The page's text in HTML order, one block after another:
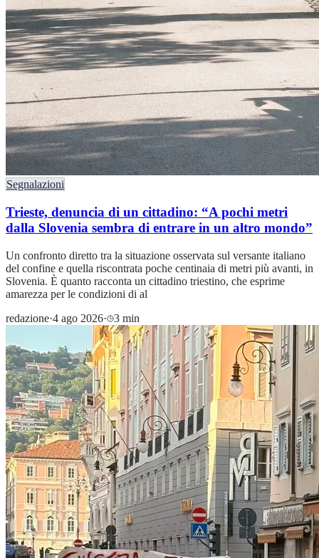
Segnalazioni
Trieste, denuncia di un cittadino: “A pochi metri
dalla Slovenia sembra di entrare in un altro mondo”
Un confronto diretto tra la situazione osservata sul versante italiano
del confine e quella riscontrata poche centinaia di metri più avanti, in
Slovenia. È quanto racconta un cittadino triestino, che esprime
amarezza per le condizioni di al
redazione·4 ago 2026· 3 min